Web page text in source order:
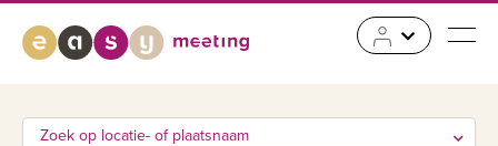
Zoek op locatie- of plaatsnaam